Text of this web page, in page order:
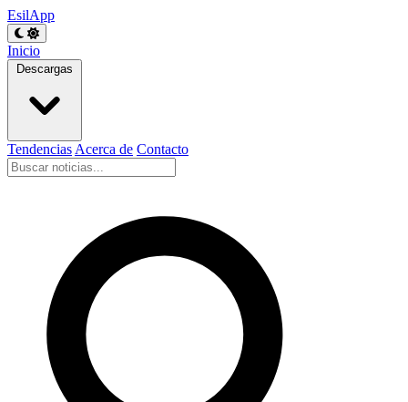
EsilApp
Inicio
Descargas
Tendencias Acerca de Contacto